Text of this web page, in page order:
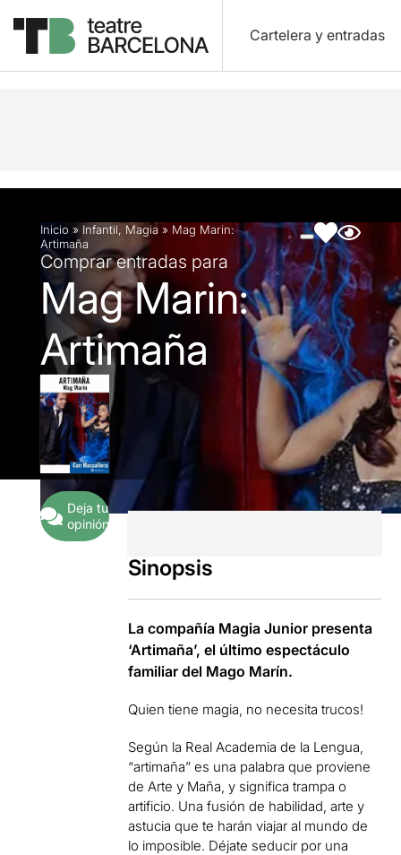
Cartelera y entradas
Descripción Ficha artística Fotos y vídeos
Inicio » Infantil, Magia » Mag Marin:
Artimaña
Comprar entradas para
Mag Marin:
Artimaña
Deja tu
opinión
Sinopsis
La compañía Magia Junior presenta
‘Artimaña’, el último espectáculo
familiar del Mago Marín.
Quien tiene magia, no necesita trucos!
Según la Real Academia de la Lengua,
“artimaña” es una palabra que proviene
de Arte y Maña, y significa trampa o
artificio. Una fusión de habilidad, arte y
astucia que te harán viajar al mundo de
lo imposible. Déjate seducir por una